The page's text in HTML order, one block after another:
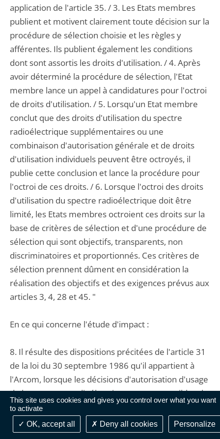
This site uses cookies and gives you control over what you want
to activate
OK, accept all
Deny all cookies Personalize
application de l'article 35. / 3. Les Etats membres
publient et motivent clairement toute décision sur la
procédure de sélection choisie et les règles y
afférentes. Ils publient également les conditions
dont sont assortis les droits d'utilisation. / 4. Après
avoir déterminé la procédure de sélection, l'Etat
membre lance un appel à candidatures pour l'octroi
de droits d'utilisation. / 5. Lorsqu'un Etat membre
conclut que des droits d'utilisation du spectre
radioélectrique supplémentaires ou une
combinaison d'autorisation générale et de droits
d'utilisation individuels peuvent être octroyés, il
publie cette conclusion et lance la procédure pour
l'octroi de ces droits. / 6. Lorsque l'octroi des droits
d'utilisation du spectre radioélectrique doit être
limité, les Etats membres octroient ces droits sur la
base de critères de sélection et d'une procédure de
sélection qui sont objectifs, transparents, non
discriminatoires et proportionnés. Ces critères de
sélection prennent dûment en considération la
réalisation des objectifs et des exigences prévus aux
articles 3, 4, 28 et 45. "
En ce qui concerne l'étude d'impact :
8. Il résulte des dispositions précitées de l'article 31
de la loi du 30 septembre 1986 qu'il appartient à
l'Arcom, lorsque les décisions d'autorisation d'usage
de la ressource radioélectrique sont susceptibles de
modifier de façon importante le marché en cause,
de procéder, avant le lancement de la procédure
d'appel à candidatures, à une consultation publique